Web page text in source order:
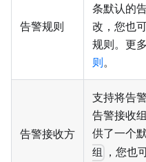
告警规则
条默认的
改，您也
规则。更
则。
告警接收方
支持将告
告警接收
供了一个
组
，您也